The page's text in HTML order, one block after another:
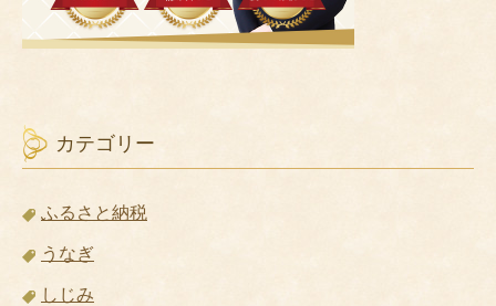
カテゴリー
ふるさと納税
うなぎ
しじみ